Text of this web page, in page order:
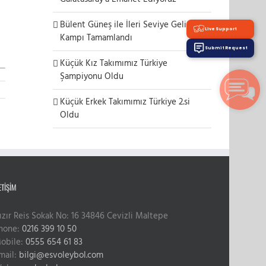
Bülent Güneş ile İleri Seviye Gelişim
Kampı Tamamlandı
Küçük Kız Takımımız Türkiye
Şampiyonu Oldu
Küçük Erkek Takımımız Türkiye 2.si
Oldu
Reis Sokak No: 16 34846 Cevizli Maltepe
0216 399 10 50
0555 654 61 83
bilgi@esvoleybol.com
Live Support
Submit Request